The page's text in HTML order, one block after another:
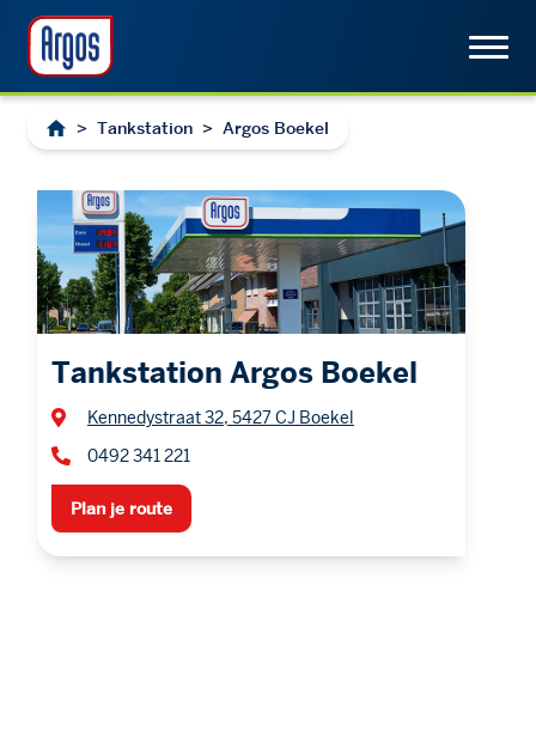
> Tankstation > Argos Boekel
Tankstation Argos Boekel
Kennedystraat 32, 5427 CJ Boekel
0492 341 221
Plan je route